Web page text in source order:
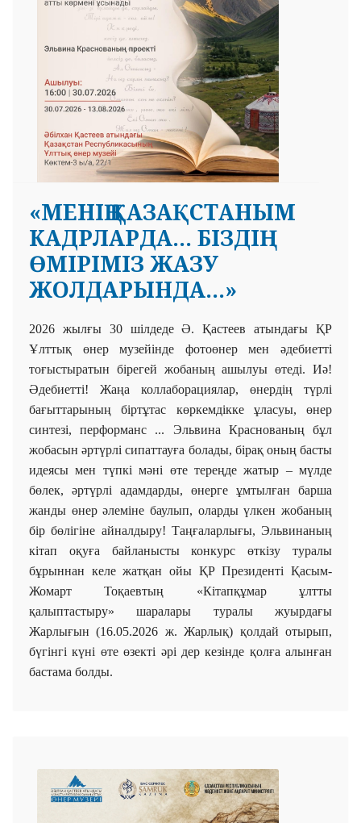
«МЕНІҢ ҚАЗАҚСТАНЫМ
КАДРЛАРДА... БІЗДІҢ
ӨМІРІМІЗ ЖАЗУ
ЖОЛДАРЫНДА...»
2026 жылғы 30 шілдеде Ә. Қастеев атындағы ҚР
Ұлттық өнер музейінде фотоөнер мен әдебиетті
тоғыстыратын бірегей жобаның ашылуы өтеді. Иә!
Әдебиетті! Жаңа коллаборациялар, өнердің түрлі
бағыттарының біртұтас көркемдікке ұласуы, өнер
синтезі, перформанс ... Эльвина Краснованың бұл
жобасын әртүрлі сипаттауға болады, бірақ оның басты
идеясы мен түпкі мәні өте тереңде жатыр – мүлде
бөлек, әртүрлі адамдарды, өнерге ұмтылған барша
жанды өнер әлеміне баулып, оларды үлкен жобаның
бір бөлігіне айналдыру! Таңғаларлығы, Эльвинаның
кітап оқуға байланысты конкурс өткізу туралы
бұрыннан келе жатқан ойы ҚР Президенті Қасым-
Жомарт Тоқаевтың «Кітапқұмар ұлтты
қалыптастыру» шаралары туралы жуырдағы
Жарлығын (16.05.2026 ж. Жарлық) қолдай отырып,
бүгінгі күні өте өзекті әрі дер кезінде қолға алынған
бастама болды.